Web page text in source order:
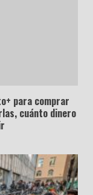
para comprar
cuánto dinero